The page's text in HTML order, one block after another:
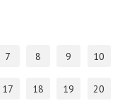
7 8 9 10
17 18 19 20